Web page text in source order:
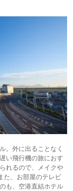
。外に出ることなく
い飛行機の旅におす
れるので、メイクや
た、お部屋のテレビ
も、空港直結ホテル